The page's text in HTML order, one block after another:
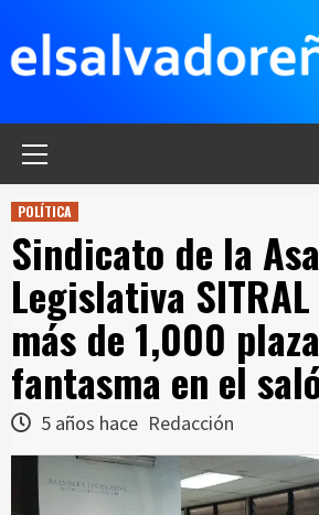
contenido
POLÍTICA
Sindicato de la
Legislativa
más de 1,000
fantasma en el
5 años hace Redacción